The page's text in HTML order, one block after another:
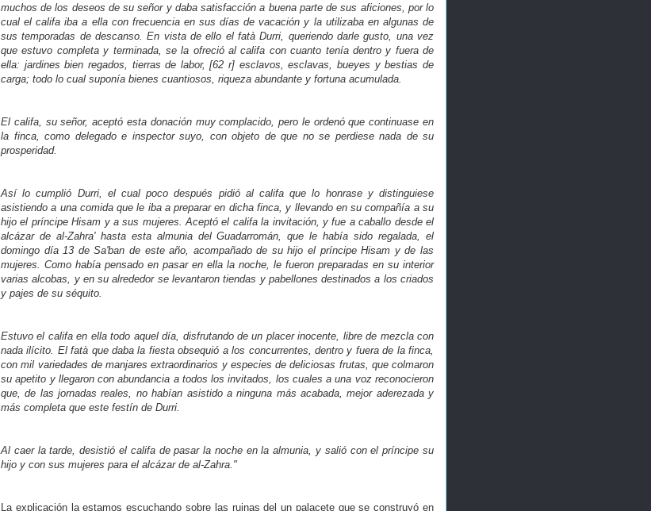
muchos de los deseos de su señor y daba satisfacción a buena parte de sus aficiones, por lo
cual el califa iba a ella con frecuencia en sus días de vacación y la utilizaba en algunas de
sus temporadas de descanso. En vista de ello el fatà Durri, queriendo darle gusto, una vez
que estuvo completa y terminada, se la ofreció al califa con cuanto tenía dentro y fuera de
ella: jardines bien regados, tierras de labor, [62 r] esclavos, esclavas, bueyes y bestias de
carga; todo lo cual suponía bienes cuantiosos, riqueza abundante y fortuna acumulada.
El califa, su señor, aceptó esta donación muy complacido, pero le ordenó que continuase en
la finca, como delegado e inspector suyo, con objeto de que no se perdiese nada de su
prosperidad.
Así lo cumplió Durri, el cual poco después pidió al califa que lo honrase y distinguiese
asistiendo a una comida que le iba a preparar en dicha finca, y llevando en su compañía a su
hijo el príncipe Hisam y a sus mujeres. Aceptó el califa la invitación, y fue a caballo desde el
alcázar de al-Zahra' hasta esta almunia del Guadarromán, que le había sido regalada, el
domingo día 13 de Sa'ban de este año, acompañado de su hijo el príncipe Hisam y de las
mujeres. Como había pensado en pasar en ella la noche, le fueron preparadas en su interior
varias alcobas, y en su alrededor se levantaron tiendas y pabellones destinados a los criados
y pajes de su séquito.
Estuvo el califa en ella todo aquel día, disfrutando de un placer inocente, libre de mezcla con
nada ilícito. El fatà que daba la fiesta obsequió a los concurrentes, dentro y fuera de la finca,
con mil variedades de manjares extraordinarios y especies de deliciosas frutas, que colmaron
su apetito y llegaron con abundancia a todos los invitados, los cuales a una voz reconocieron
que, de las jornadas reales, no habían asistido a ninguna más acabada, mejor aderezada y
más completa que este festín de Durri.
Al caer la tarde, desistió el califa de pasar la noche en la almunia, y salió con el príncipe su
hijo y con sus mujeres para el alcázar de al-Zahra."
La explicación la estamos escuchando sobre las ruinas del un palacete que se construyó en